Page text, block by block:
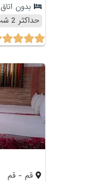
بدون اتاق
حداکثر 2 شب
قم - قم